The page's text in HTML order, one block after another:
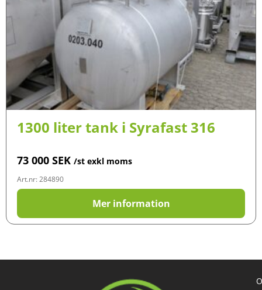
1300 liter tank i Syrafast 316
73 000 SEK /st exkl moms
Art.nr: 284890
Mer information
O